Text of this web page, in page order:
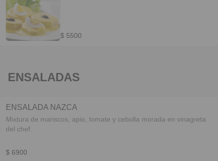
$ 5500
ENSALADAS
ENSALADA NAZCA
Mixtura de mariscos, apio, tomate y cebolla morada en vinagreta
del chef.
$ 6900